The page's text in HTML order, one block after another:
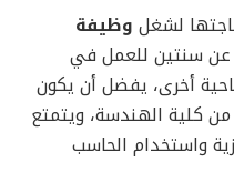
لشغل وظيفة
عن سنتين للعمل في
أخرى، يفضل أن يكون
كلية الهندسة، ويتمتع
واستخدام الحاسب